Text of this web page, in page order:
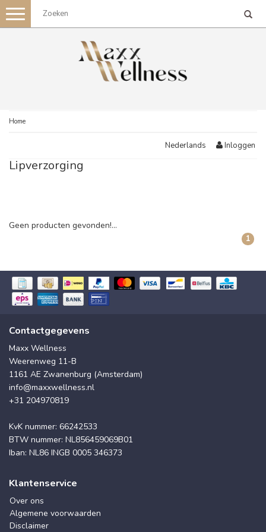
Toggle
navigation
Home
Nederlands Inloggen
Lipverzorging
Geen producten gevonden!...
1
Contactgegevens
Maxx Wellness
Weerenweg 11-B
1161 AE Zwanenburg (Amsterdam)
info@maxxwellness.nl
+31 204970819
KvK nummer: 66242533
BTW nummer: NL856459069B01
Iban: NL86 INGB 0005 346373
Klantenservice
Over ons
Algemene voorwaarden
Disclaimer